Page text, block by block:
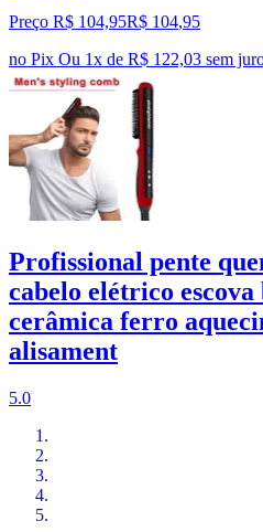
Preço R$ 104,95R$ 104,95
no Pix Ou 1x de R$ 122,03 sem
Profissional pente
cabelo elétrico
cerâmica ferro
alisament
5.0